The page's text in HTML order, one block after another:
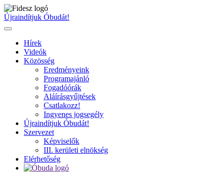
Ugrás
a
tartalomhoz
Újraindítjuk Óbudát!
Hírek
Videók
Közösség
Eredményeink
Programajánló
Fogadóórák
Aláírásgyűjtések
Csatlakozz!
Ingyenes jogsegély
Újraindítjuk Óbudát!
Szervezet
Képviselők
III. kerületi elnökség
Elérhetőség